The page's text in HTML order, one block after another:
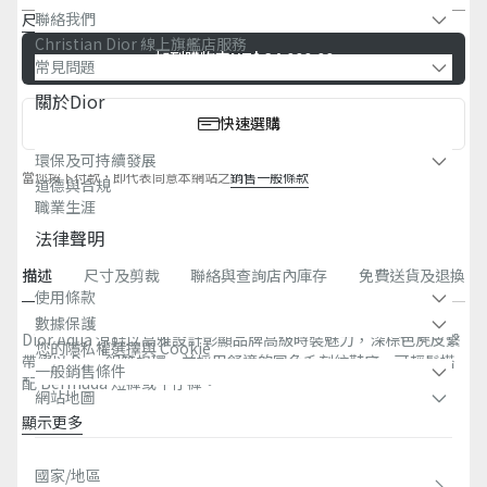
尺寸表
加到購物車NT$ 34,000.00
快速選購
當您按下付款，即代表同意本網站之銷售一般條款
描述 尺寸及剪裁 聯絡與查詢店內庫存 免費送貨及退換
Dior Aqua 涼鞋以高雅設計彰顯品牌高級時裝魅力，深棕色麂皮繫
帶綴以 Dior 鋁質扣環，並採用舒適的同色系刻紋鞋底，可輕鬆搭
配 Bermuda 短褲或牛仔褲。
主要材質：麂面小牛皮和科技布料
可調式繫帶搭配 Dior 鋁質扣環
顯示更多
聯絡我們​
Christian Dior 線上旗艦店服務​
常見問題​
關於dior
環保及可持續發展​
道德與合規
職業生涯
法律聲明
使用條款
數據保護
您的隱私權選擇與 Cookie
一般銷售條件
網站地圖
國家/地區